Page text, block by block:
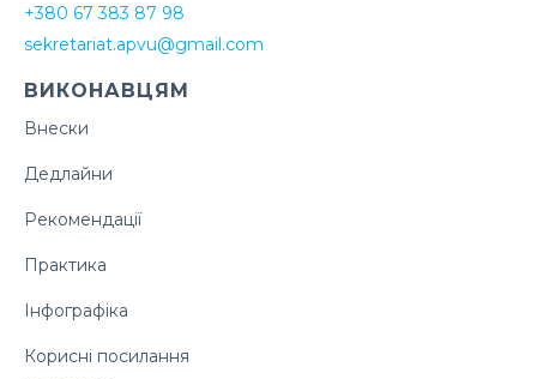
+380 67 383 87 98
sekretariat.apvu@gmail.com
ВИКОНАВЦЯМ
Внески
Дедлайни
Рекомендації
Практика
Інфографіка
Корисні посилання